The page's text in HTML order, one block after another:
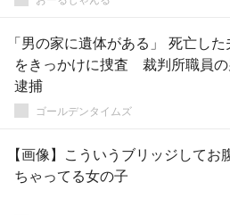
「男の家に遺体がある」 死亡し
をきっかけに捜査 裁判所職員
逮捕
ゴールデンタイムズ
【画像】こういうブリッジしてお
ちゃってる女の子